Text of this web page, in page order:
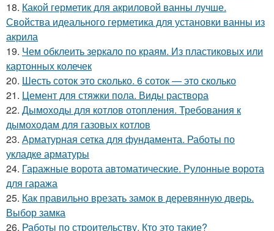
18. Какой герметик для акриловой ванны лучше.
Свойства идеального герметика для установки ванны из
акрила
19. Чем обклеить зеркало по краям. Из пластиковых или
картонных колечек
20. Шесть соток это сколько. 6 соток — это сколько
21. Цемент для стяжки пола. Виды раствора
22. Дымоходы для котлов отопления. Требования к
дымоходам для газовых котлов
23. Арматурная сетка для фундамента. Работы по
укладке арматуры
24. Гаражные ворота автоматические. Рулонные ворота
для гаража
25. Как правильно врезать замок в деревянную дверь.
Выбор замка
26. Работы по строительству. Кто это такие?